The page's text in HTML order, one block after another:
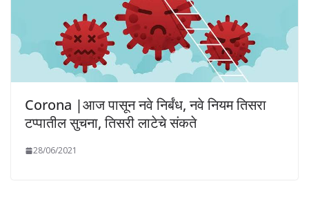
Corona |आज पासून नवे निर्बंध, नवे नियम तिसरा
टप्पातील सुचना, तिसरी लाटेचे संकते
28/06/2021